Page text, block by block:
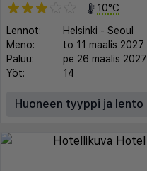
10°C
Lennot:
Helsinki - Seoul
Meno:
to 11 maalis 2027
Paluu:
pe 26 maalis 2027
Yöt:
14
Huoneen tyyppi ja lento